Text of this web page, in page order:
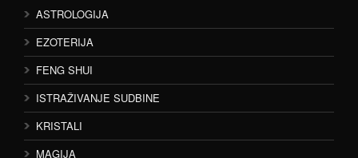
ASTROLOGIJA
EZOTERIJA
FENG SHUI
ISTRAŽIVANJE SUDBINE
KRISTALI
MAGIJA